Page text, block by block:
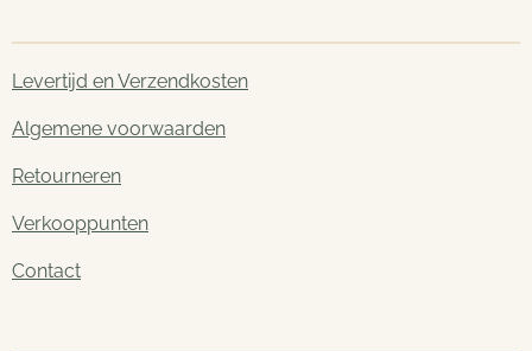
Levertijd en Verzendkosten
Algemene voorwaarden
Retourneren
Verkooppunten
Contact